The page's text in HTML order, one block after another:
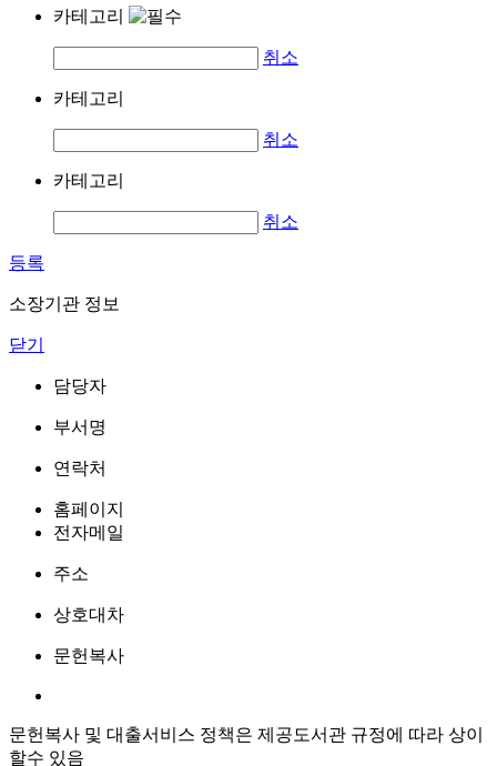
카테고리
취소
카테고리
취소
카테고리
취소
등록
소장기관 정보
닫기
담당자
부서명
연락처
홈페이지
전자메일
주소
상호대차
문헌복사
문헌복사 및 대출서비스 정책은 제공도서관 규정에 따라 상이
할수 있음